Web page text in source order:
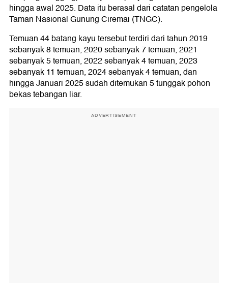
hingga awal 2025. Data itu berasal dari catatan pengelola
Taman Nasional Gunung Ciremai (TNGC).
Temuan 44 batang kayu tersebut terdiri dari tahun 2019
sebanyak 8 temuan, 2020 sebanyak 7 temuan, 2021
sebanyak 5 temuan, 2022 sebanyak 4 temuan, 2023
sebanyak 11 temuan, 2024 sebanyak 4 temuan, dan
hingga Januari 2025 sudah ditemukan 5 tunggak pohon
bekas tebangan liar.
ADVERTISEMENT